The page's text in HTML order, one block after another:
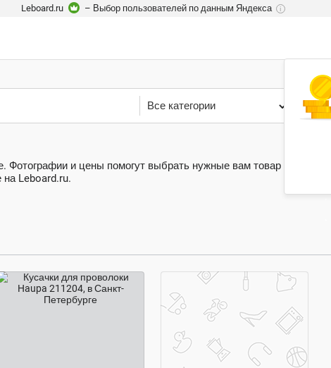
Leboard.ru – Выбор пользователей по данным Яндекса i
Все категории Уфа
Фотографии и цены помогут выбрать нужные вам товар или
Leboard.ru.
1 979 ₽